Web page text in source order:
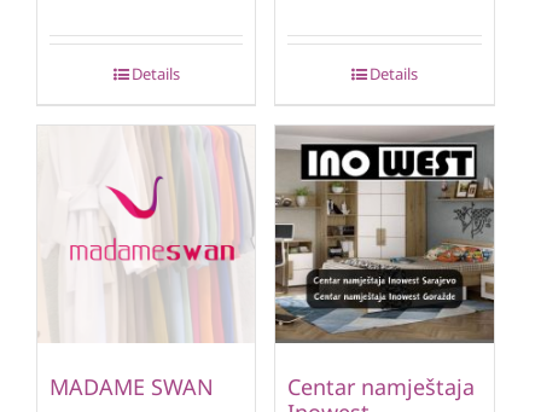
Details Details
MADAME SWAN
Centar namještaja